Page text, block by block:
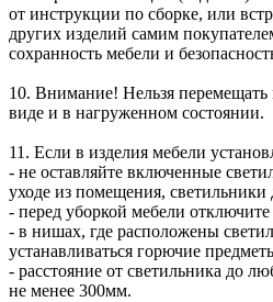
от инструкции по сборке, или
других изделий самим
сохранность мебели и
10. Внимание! Нельзя
виде и в нагруженном состоянии.
11. Если в изделия мебели
- не оставляйте включенные
уходе из помещения,
- перед уборкой мебели
- в нишах, где расположены
устанавливаться горючие
- расстояние от светильника до
не менее 300мм.